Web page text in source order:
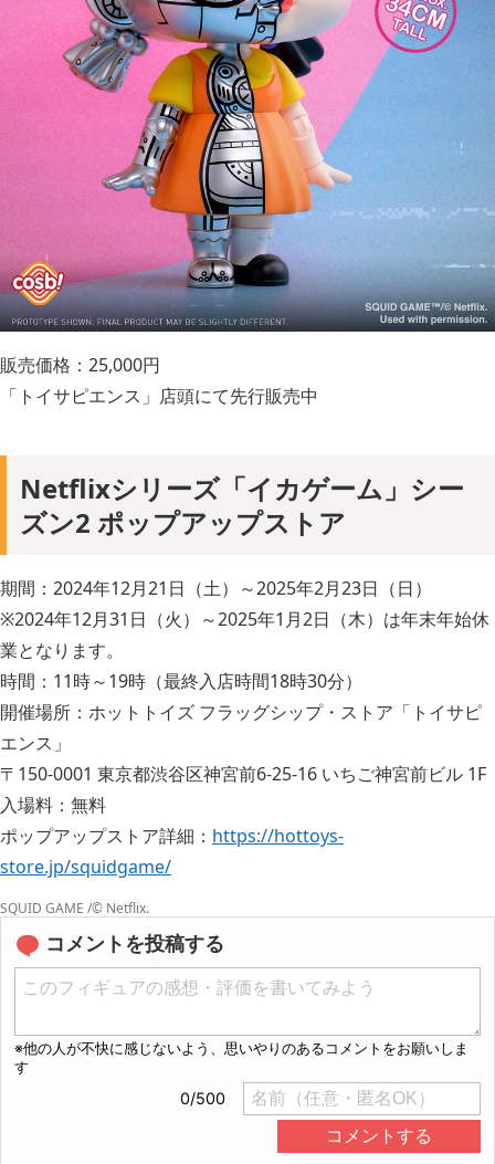
販売価格：25,000円
「トイサピエンス」店頭にて先行販売中
Netflixシリーズ「イカゲーム」シー
ズン2 ポップアップストア
期間：2024年12月21日（土）～2025年2月23日（日）
※2024年12月31日（火）～2025年1月2日（木）は年末年始休
業となります。
時間：11時～19時（最終入店時間18時30分）
開催場所：ホットトイズ フラッグシップ・ストア「トイサピ
エンス」
〒150-0001 東京都渋谷区神宮前6-25-16 いちご神宮前ビル 1F
入場料：無料
ポップアップストア詳細： https://hottoys-
store.jp/squidgame/
SQUID GAME /© Netflix.
コメントを投稿する